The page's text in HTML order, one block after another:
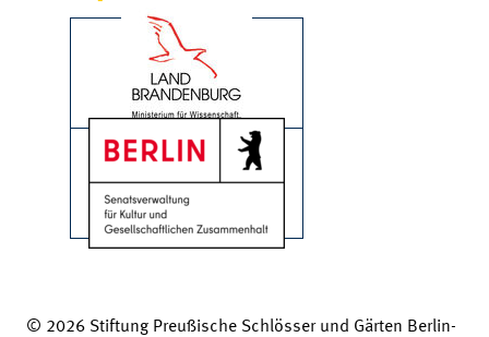
© 2026 Stiftung Preußische Schlösser und Gärten Berlin-